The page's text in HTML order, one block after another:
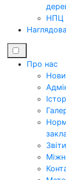
НПЦ
Про нас
Звіти